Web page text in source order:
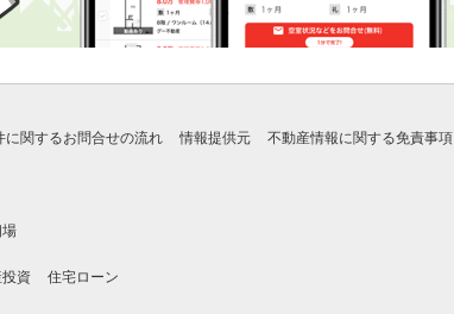
に関するお問合せの流れ 情報提供元 不動産情報に関する免責事項
資 住宅ローン